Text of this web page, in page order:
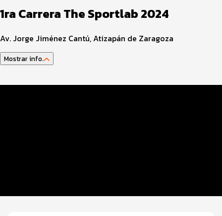
1ra Carrera The Sportlab 2024
Av. Jorge Jiménez Cantú, Atizapán de Zaragoza
Mostrar info.